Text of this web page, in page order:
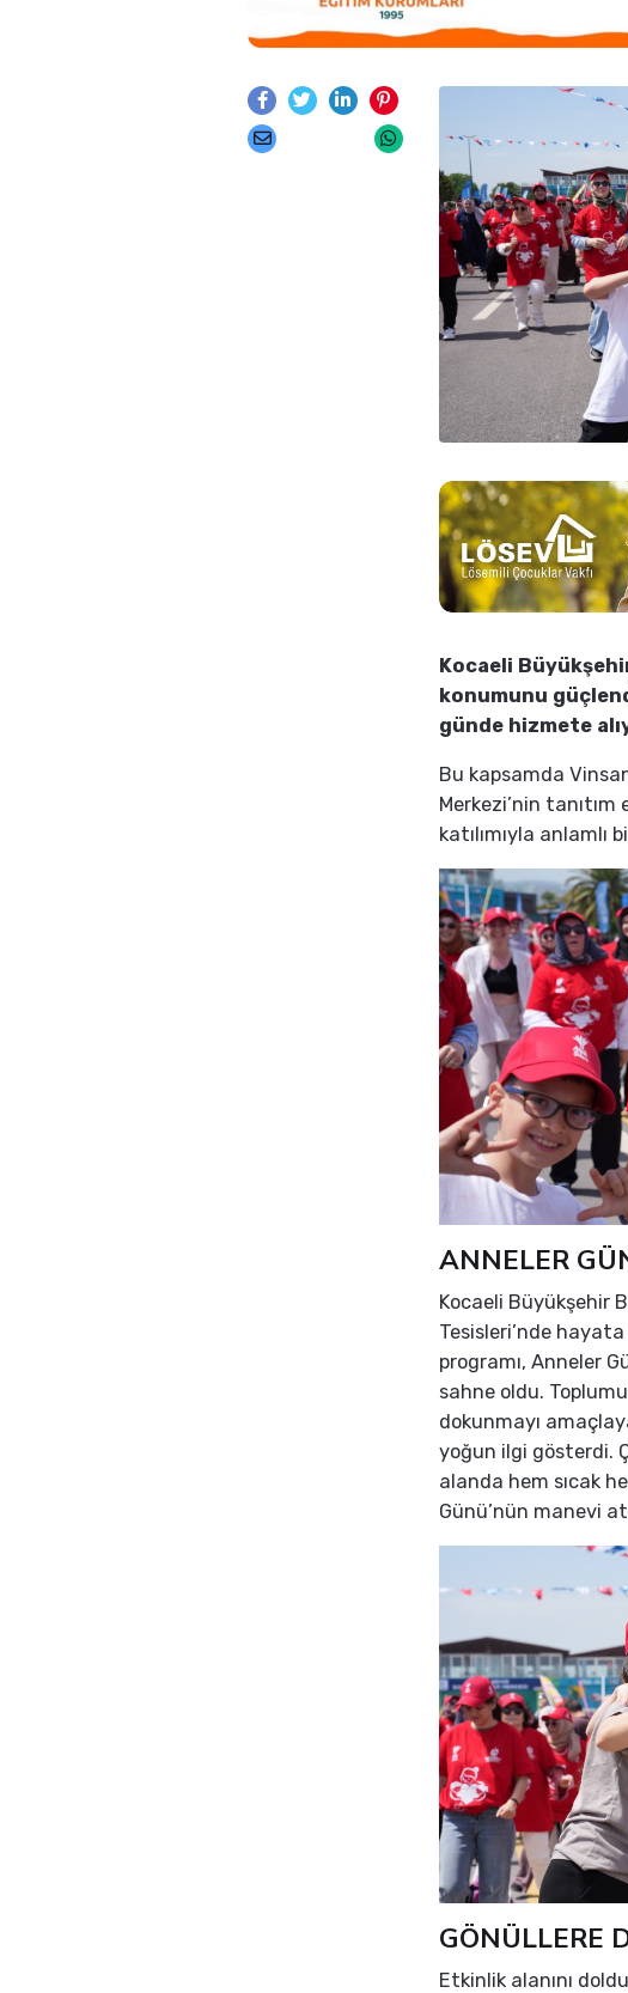
Kocaeli
konumunu
günde hizmete
Bu kapsamda
Merkezi’nin
katılımıyla anlamlı
ANNELER
Kocaeli Büyükşehir
Tesisleri’nde
programı, Anneler
sahne oldu.
dokunmayı
yoğun ilgi gösterdi.
alanda hem sıcak
Günü’nün manevi
GÖNÜLLERE
Etkinlik alanını